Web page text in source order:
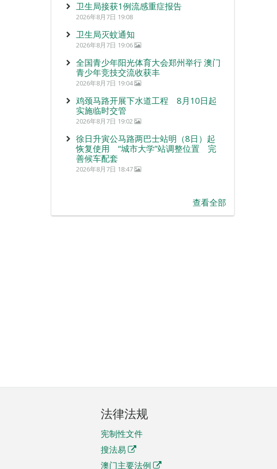
卫生局接获1例流感重症报告
2026年8月7日 19:08
卫生局灭蚊通知
2026年8月7日 19:06
全国青少年阳光体育大会郑州举行 澳门
青少年竞技交流收获丰
2026年8月7日 19:04
鸡颈马路开展下水道工程 8月10日起
实施临时交管
2026年8月7日 19:02
徐日升寅公马路两巴士站明（8日）起
恢复使用 “城市大学”站调整位置 完
善候车配套
2026年8月7日 18:47
查看全部
法律法规
宪制性文件
搜法易
澳门主要法例